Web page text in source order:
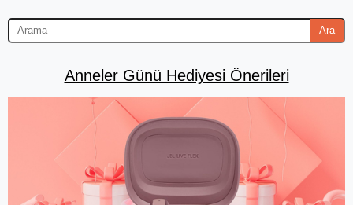
Ara
Anneler Günü Hediyesi Önerileri